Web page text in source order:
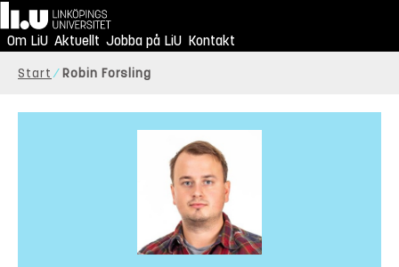
Hem
Om LiU Aktuellt Jobba på LiU Kontakt
Start Robin Forsling